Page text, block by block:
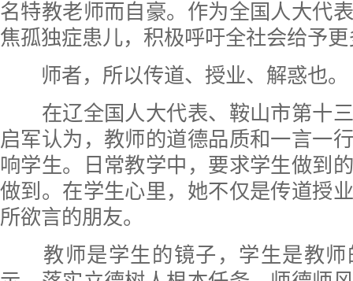
名特教老师而自豪。作为全国人大代
焦孤独症患儿，积极呼吁全社会给予
师者，所以传道、授业、解惑也。
在辽全国人大代表、鞍山市第十三
启军认为，教师的道德品质和一言一
响学生。日常教学中，要求学生做到
做到。在学生心里，她不仅是传道授
所欲言的朋友。
教师是学生的镜子，学生是教师